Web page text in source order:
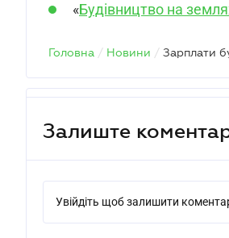
«Будівництво на
Головна / Новини / Зарплати
Залиште
Увійдіть щоб залишити